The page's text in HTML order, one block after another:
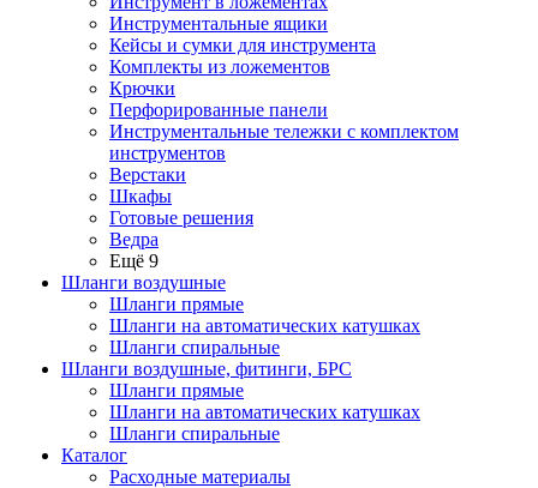
Инструментальные ящики
Кейсы и сумки для инструмента
Комплекты из ложементов
Крючки
Перфорированные панели
Инструментальные тележки с комплектом
инструментов
Верстаки
Шкафы
Готовые решения
Ведра
Ещё 9
Шланги воздушные
Шланги прямые
Шланги на автоматических катушках
Шланги спиральные
Шланги воздушные, фитинги, БРС
Шланги прямые
Шланги на автоматических катушках
Шланги спиральные
Каталог
Расходные материалы